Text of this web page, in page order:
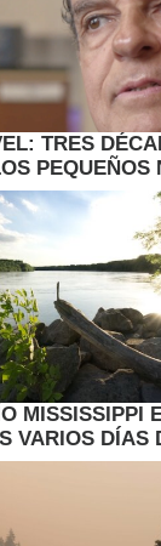
TRES
PEQUEÑOS
MISSISSIPPI
VARIOS DÍAS